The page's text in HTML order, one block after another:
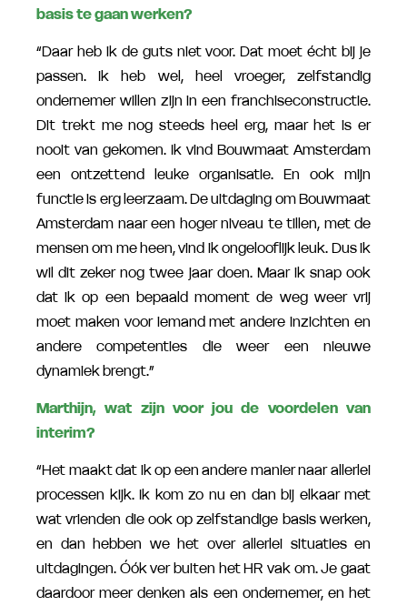
basis te gaan werken?
“Daar heb ik de guts niet voor. Dat moet écht bij je
passen. Ik heb wel, heel vroeger, zelfstandig
ondernemer willen zijn in een franchiseconstructie.
Dit trekt me nog steeds heel erg, maar het is er
nooit van gekomen. Ik vind Bouwmaat Amsterdam
een ontzettend leuke organisatie. En ook mijn
functie is erg leerzaam. De uitdaging om Bouwmaat
Amsterdam naar een hoger niveau te tillen, met de
mensen om me heen, vind ik ongelooflijk leuk. Dus ik
wil dit zeker nog twee jaar doen. Maar ik snap ook
dat ik op een bepaald moment de weg weer vrij
moet maken voor iemand met andere inzichten en
andere competenties die weer een nieuwe
dynamiek brengt.”
Marthijn, wat zijn voor jou de voordelen van
interim?
“Het maakt dat ik op een andere manier naar allerlei
processen kijk. Ik kom zo nu en dan bij elkaar met
wat vrienden die ook op zelfstandige basis werken,
en dan hebben we het over allerlei situaties en
uitdagingen. Óók ver buiten het HR vak om. Je gaat
daardoor meer denken als een ondernemer, en het